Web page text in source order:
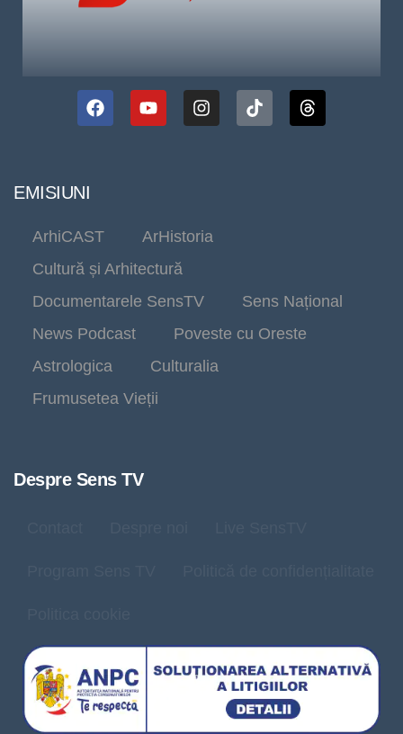
EMISIUNI
ArhiCAST
ArHistoria
Cultură și Arhitectură
Documentarele SensTV
Sens Național
News Podcast
Poveste cu Oreste
Astrologica
Culturalia
Frumusetea Vieții
Despre Sens TV